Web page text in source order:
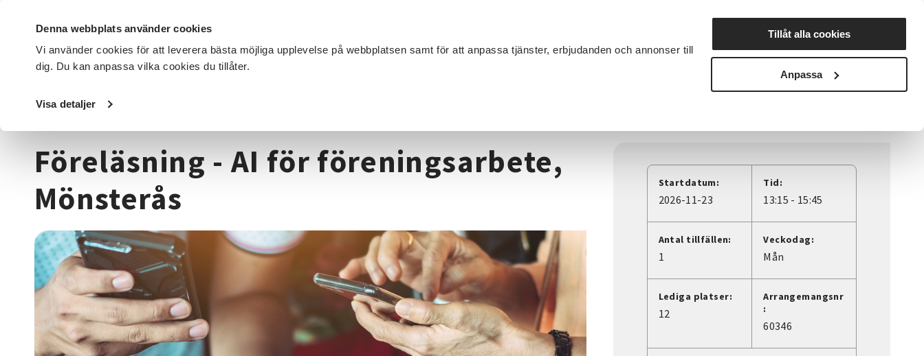
Denna webbplats använder cookies
Vi använder cookies för att leverera bästa möjliga upplevelse på webbplatsen samt för att anpassa tjänster, erbjudanden och annonser till
dig. Du kan anpassa vilka cookies du tillåter.
Visa detaljer
Tillåt alla cookies
Anpassa
DET HÄR GÖR VI FÖR DIG SOM SÖK KURSER OCH EVENEMANG Nyheter Avdelningar
Startsida / Kurser och evenemang
Föreläsning - AI för föreningsarbete,
Mönsterås
Startdatum:
2026-11-23
Tid:
13:15 - 15:45
Antal tillfällen:
1
Veckodag:
Mån
Lediga platser:
12
Arrangemangsnr
:
60346